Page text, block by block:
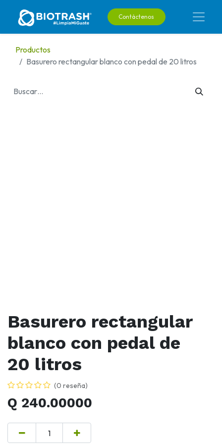
Contáctenos
Productos
Basurero rectangular blanco con pedal de 20 litros
Basurero rectangular
blanco con pedal de
20 litros
(0 reseña)
Q 240.00000